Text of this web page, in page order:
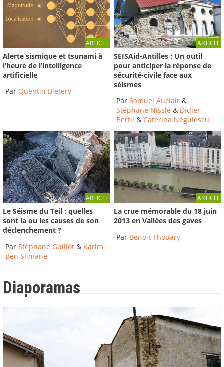
ARTICLE
Alerte sismique et tsunami à
l’heure de l’intelligence
artificielle
Par Quentin Bletery
ARTICLE
SEISAid-Antilles : Un outil
pour anticiper la réponse de
sécurité-civile face aux
séismes
ParSamuel Auclair &
Stéphane Nisslé& Didier
Bertil & Caterina Negulescu
ARTICLE
Le Séisme du Teil : quelles
sont la ou les causes de son
déclenchement ?
Par Stéphane Guillot & Karim
Ben Slimane
ARTICLE
La crue mémorable du 18 juin
2013 en Vallées des gaves
Par Benoit Thouary
Diaporamas